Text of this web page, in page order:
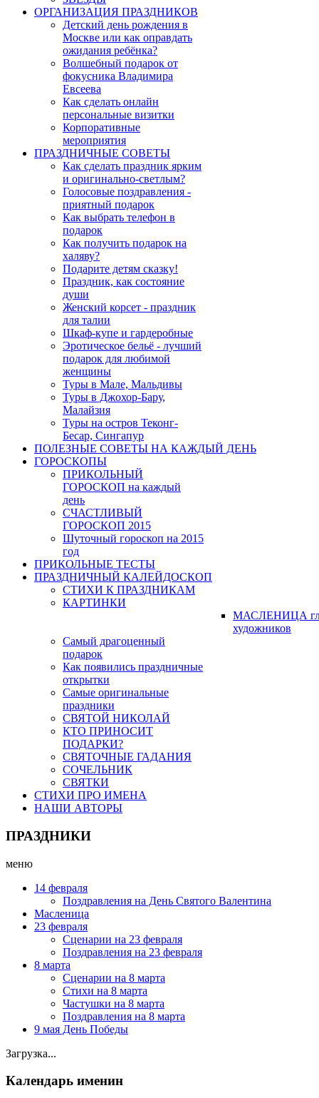
ОРГАНИЗАЦИЯ ПРАЗДНИКОВ
Детский день рождения в
Москве или как оправдать
ожидания ребёнка?
Волшебный подарок от
фокусника Владимира
Евсеева
Как сделать онлайн
персональные визитки
Корпоративные
мероприятия
ПРАЗДНИЧНЫЕ СОВЕТЫ
Как сделать праздник ярким
и оригинально-светлым?
Голосовые поздравления -
приятный подарок
Как выбрать телефон в
подарок
Как получить подарок на
халяву?
Подарите детям сказку!
Праздник, как состояние
души
Женский корсет - праздник
для талии
Шкаф-купе и гардеробные
Эротическое бельё - лучший
подарок для любимой
женщины
Туры в Мале, Мальдивы
Туры в Джохор-Бару,
Малайзия
Туры на остров Теконг-
Бесар, Сингапур
ПОЛЕЗНЫЕ СОВЕТЫ НА КАЖДЫЙ ДЕНЬ
ГОРОСКОПЫ
ПРИКОЛЬНЫЙ
ГОРОСКОП на каждый
день
СЧАСТЛИВЫЙ
ГОРОСКОП 2015
Шуточный гороскоп на 2015
год
ПРИКОЛЬНЫЕ ТЕСТЫ
ПРАЗДНИЧНЫЙ КАЛЕЙДОСКОП
СТИХИ К ПРАЗДНИКАМ
КАРТИНКИ
МАСЛЕНИЦА
художников
Самый драгоценный
подарок
Как появились праздничные
открытки
Самые оригинальные
праздники
СВЯТОЙ НИКОЛАЙ
КТО ПРИНОСИТ
ПОДАРКИ?
СВЯТОЧНЫЕ ГАДАНИЯ
СОЧЕЛЬНИК
СВЯТКИ
СТИХИ ПРО ИМЕНА
НАШИ АВТОРЫ
ПРАЗДНИКИ
меню
14 февраля
Поздравления на День Святого Валентина
Масленица
23 февраля
Сценарии на 23 февраля
Поздравления на 23 февраля
8 марта
Сценарии на 8 марта
Стихи на 8 марта
Частушки на 8 марта
Поздравления на 8 марта
9 мая День Победы
Загрузка...
Календарь именин